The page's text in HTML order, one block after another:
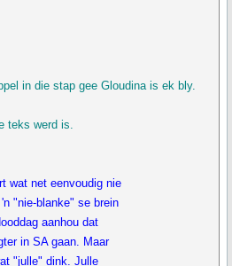
in die stap gee Gloudina is ek bly.
teks werd is.
wat net eenvoudig nie
"nie-blanke" se brein
aanhou dat
in SA gaan. Maar
"julle" dink. Julle